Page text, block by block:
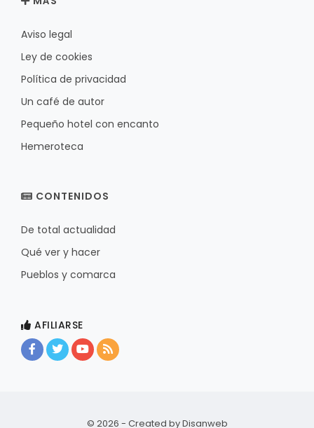
Aviso legal
Ley de cookies
Política de privacidad
Un café de autor
Pequeño hotel con encanto
Hemeroteca
CONTENIDOS
De total actualidad
Qué ver y hacer
Pueblos y comarca
AFILIARSE
© 2026 - Created byDisanweb